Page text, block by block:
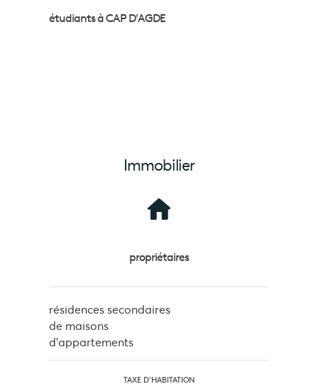
étudiants à CAP D'AGDE
Immobilier
propriétaires
résidences secondaires
de maisons
d'appartements
TAXE D'HABITATION